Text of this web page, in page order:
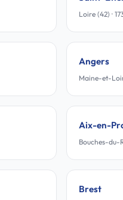
Loire (42) ·
Angers
Maine-et-
Aix-en-
Bouches-du-
Brest